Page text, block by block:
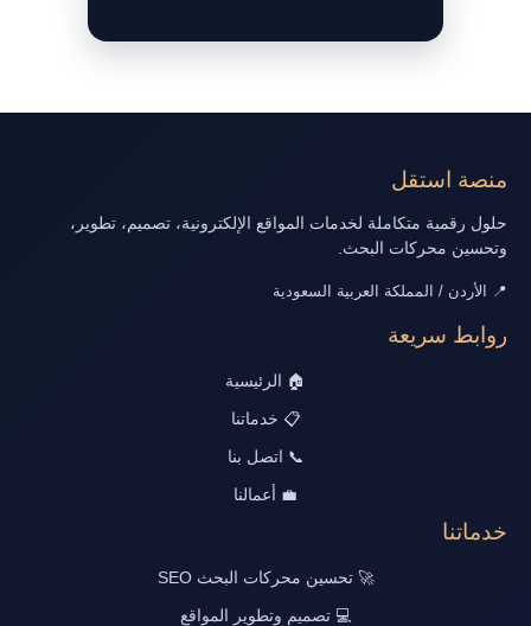
منصة استقل
حلول رقمية متكاملة لخدمات المواقع الإلكترونية، تصميم، تطوير،
وتحسين محركات البحث.
📍 الأردن / المملكة العربية السعودية
روابط سريعة
🏠 الرئيسية
📋 خدماتنا
📞 اتصل بنا
💼 أعمالنا
خدماتنا
🚀 تحسين محركات البحث SEO
💻 تصميم وتطوير المواقع